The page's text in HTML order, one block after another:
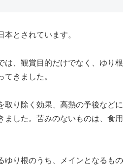
本とされています。
は、観賞目的だけでなく、ゆり根
てきました。
取り除く効果、高熱の予後などに
ました。苦みのないものは、食用
ゆり根のうち、メインとなるもの